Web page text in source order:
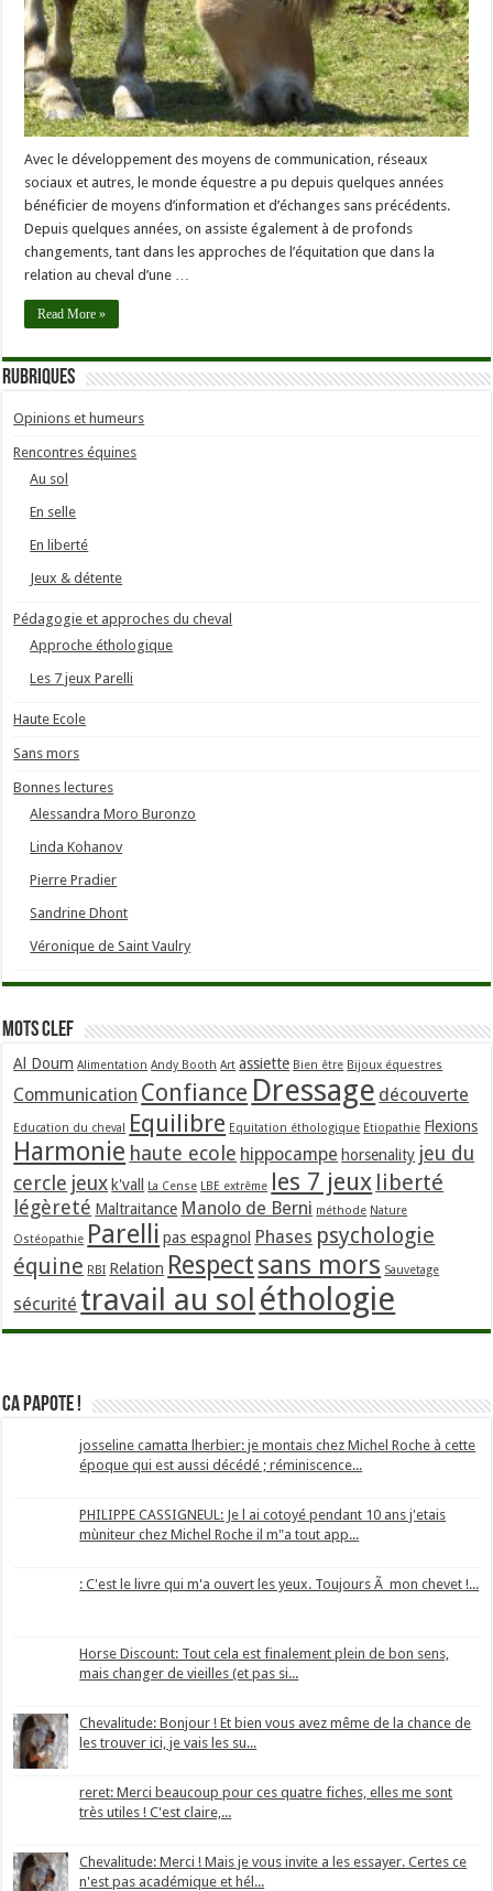
Avec le développement des moyens de communication, réseaux
sociaux et autres, le monde équestre a pu depuis quelques années
bénéficier de moyens d’information et d’échanges sans précédents.
Depuis quelques années, on assiste également à de profonds
changements, tant dans les approches de l’équitation que dans la
relation au cheval d’une …
Read More »
Rubriques
Opinions et humeurs
Rencontres équines
Au sol
En selle
En liberté
Jeux & détente
Pédagogie et approches du cheval
Approche éthologique
Les 7 jeux Parelli
Haute Ecole
Sans mors
Bonnes lectures
Alessandra Moro Buronzo
Linda Kohanov
Pierre Pradier
Sandrine Dhont
Véronique de Saint Vaulry
Mots clef
Al Doum Alimentation Andy Booth Art assiette Bien être Bijoux équestres
Communication Confiance Dressage découverte
Education du cheval Equilibre Equitation éthologique Etiopathie Flexions
Harmonie haute ecole hippocampe horsenality jeu du
cercle jeux k'vall La Cense LBE extrême les 7 jeux liberté
légèreté Maltraitance Manolo de Berni méthode Nature
Ostéopathie Parelli pas espagnol Phases psychologie
équine RBI Relation Respectsans mors Sauvetage
sécurité travail au sol éthologie
Ca papote !
josseline camatta lherbier: je montais chez Michel Roche à cette
époque qui est aussi décédé ; réminiscence...
PHILIPPE CASSIGNEUL: Je l ai cotoyé pendant 10 ans j'etais
mùniteur chez Michel Roche il m"a tout app...
: C'est le livre qui m'a ouvert les yeux. Toujours Ã mon chevet !...
Horse Discount: Tout cela est finalement plein de bon sens,
mais changer de vieilles (et pas si...
Chevalitude: Bonjour ! Et bien vous avez même de la chance de
les trouver ici, je vais les su...
reret: Merci beaucoup pour ces quatre fiches, elles me sont
très utiles ! C'est claire,...
Chevalitude: Merci ! Mais je vous invite a les essayer. Certes ce
n'est pas académique et hél...